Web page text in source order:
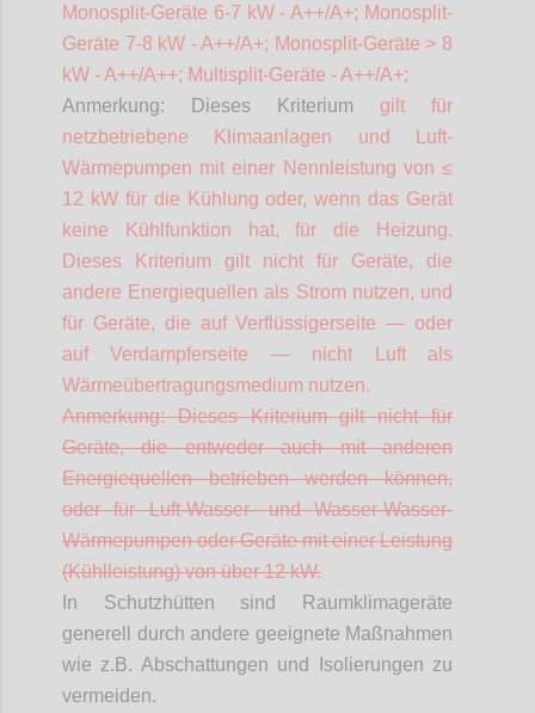
Monosplit-Geräte 6-7 kW - A++/A+; Monosplit-
Geräte 7-8 kW - A++/A+; Monosplit-Geräte > 8
kW - A++/A++; Multisplit-Geräte - A++/A+;
Anmerkung: Dieses Kriterium gilt für
netzbetriebene Klimaanlagen und Luft-
Wärmepumpen mit einer Nennleistung von ≤
12 kW für die Kühlung oder, wenn das Gerät
keine Kühlfunktion hat, für die Heizung.
Dieses Kriterium gilt nicht für Geräte, die
andere Energiequellen als Strom nutzen, und
für Geräte, die aufVerflüssigerseite — oder
aufVerdampferseite — nicht Luft als
Wärmeübertragungsmedium nutzen.
Anmerkung: Dieses Kriterium gilt nicht für
Geräte, die entweder auch mit anderen
Energiequellen betrieben werden können,
oder für Luft-Wasser- und Wasser-Wasser-
Wärmepumpen oder Geräte mit einer Leistung
(Kühlleistung) von über 12 kW.
In Schutzhütten sind Raumklimageräte
generell durch andere geeignete Maßnahmen
wie z.B. Abschattungen und Isolierungen zu
vermeiden.